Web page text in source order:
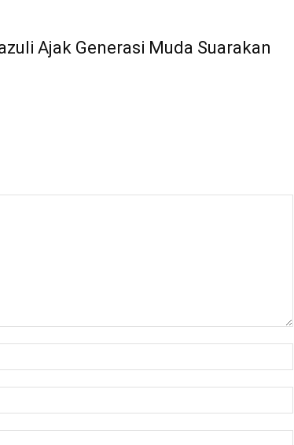
Ajak Generasi Muda Suarakan